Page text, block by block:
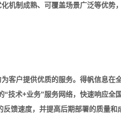
机制成熟、可覆盖场景广泛等优势，
客户提供优质的服务。 得帆信息在
“技术+业务”服务网络，快速响应全
馈速度，并提高后期部署的质量